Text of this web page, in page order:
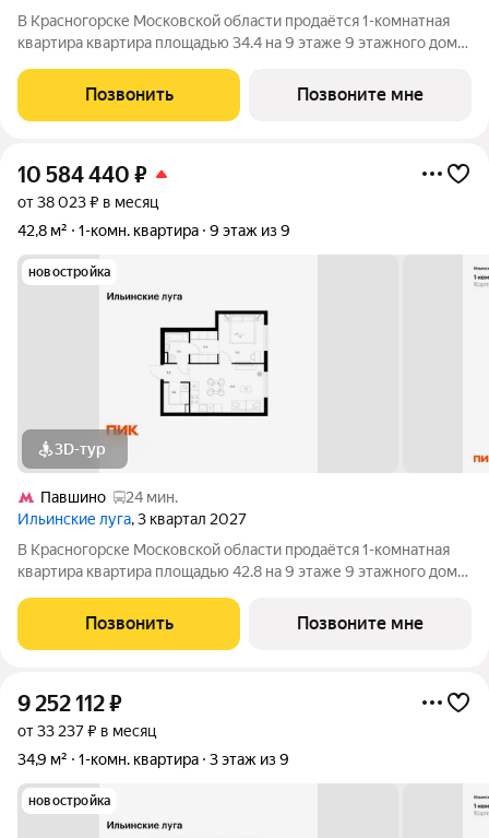
В Красногорске Московской области продаётся 1-комнатная
квартира квартира площадью 34.4 на 9 этаже 9 этажного дома
Удобное расположение 20 минут на автомобиле до станций
метро «Волоколамская»,
Позвонить Позвоните мне
10 584 440 ₽
от 38 023 ₽ в месяц
42,8 м²
1-комн. квартира 9 этаж из 9
новостройка
3D-тур
Павшино
24 мин.
Ильинские луга, 3 квартал 2027
В Красногорске Московской области продаётся 1-комнатная
квартира квартира площадью 42.8 на 9 этаже 9 этажного дома
Удобное расположение 20 минут на автомобиле до станций
метро «Волоколамская»,
Позвонить Позвоните мне
9 252 112₽
от 33 237 ₽ в месяц
34,9 м²
1-комн. квартира 3 этаж из 9
новостройка